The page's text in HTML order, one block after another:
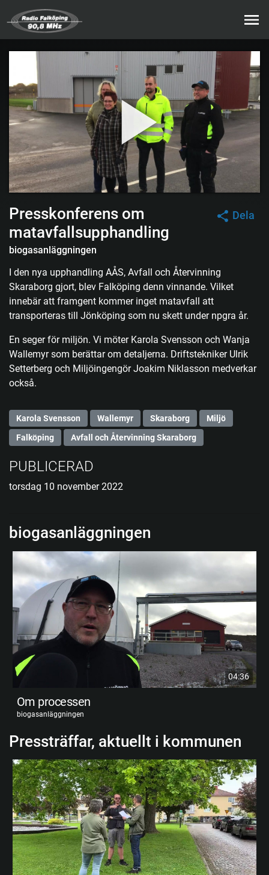
Dela
Presskonferens om
matavfallsupphandling
biogasanläggningen
I den nya upphandling AÅS, Avfall och Återvinning
Skaraborg gjort, blev Falköping denn vinnande. Vilket
innebär att framgent kommer inget matavfall att
transporteras till Jönköping som nu skett under npgra år.
En seger för miljön. Vi möter Karola Svensson och Wanja
Wallemyr som berättar om detaljerna. Driftstekniker Ulrik
Setterberg och Miljöingengör Joakim Niklasson medverkar
också.
Karola Svensson Wallemyr Skaraborg
Miljö
Falköping
Avfall och Återvinning Skaraborg
PUBLICERAD
torsdag 10 november 2022
biogasanläggningen
04:36
Om processen
biogasanläggningen
Pressträffar, aktuellt i kommunen